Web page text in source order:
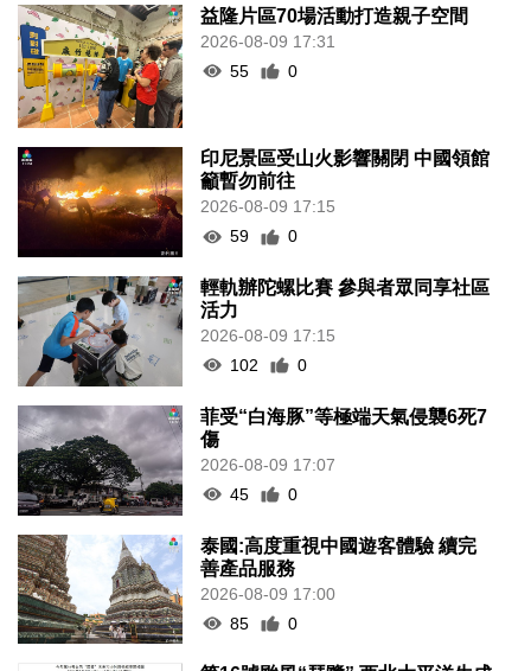
益隆片區70場活動打造親子空間
2026-08-09 17:31
55
0
印尼景區受山火影響關閉 中國領館
籲暫勿前往
2026-08-09 17:15
59
0
輕軌辦陀螺比賽 參與者眾同享社區
活力
2026-08-09 17:15
102
0
菲受“白海豚”等極端天氣侵襲6死7
傷
2026-08-09 17:07
45
0
泰國:高度重視中國遊客體驗 續完
善產品服務
2026-08-09 17:00
85
0